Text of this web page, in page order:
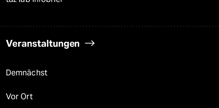
Veranstaltungen
Demnächst
Vor Ort